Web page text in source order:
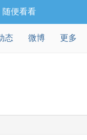
随便看看
态 微博 更多